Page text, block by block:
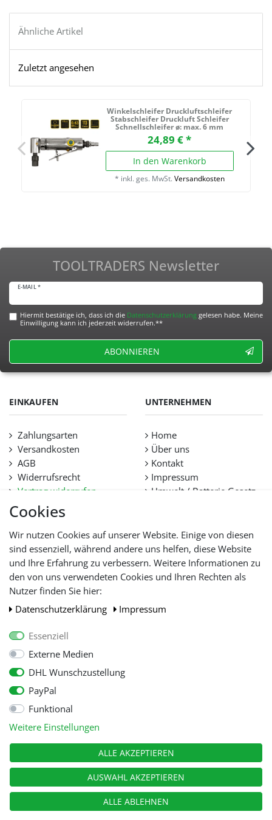
Cookies
Wir nutzen Cookies auf unserer Website. Einige von diesen
sind essenziell, während andere uns helfen, diese Website
und Ihre Erfahrung zu verbessern. Weitere Informationen zu
den von uns verwendeten Cookies und Ihren Rechten als
Nutzer finden Sie hier:
Daten­schutz­erklärung
Impressum
Essenziell
Externe Medien
DHL Wunschzustellung
PayPal
Funktional
Weitere Einstellungen
ALLE AKZEPTIEREN
AUSWAHL AKZEPTIEREN
ALLE ABLEHNEN
Ähnliche Artikel
Zuletzt angesehen
Winkelschleifer Druckluftschleifer
Stabschleifer Druckluft Schleifer
Schnellschleifer ø: max. 6 mm
24,89 € *
In den Warenkorb
* inkl. ges. MwSt. Versandkosten
TOOLTRADERS Newsletter
E-MAIL *
Hiermit bestätige ich, dass ich die Daten­schutz­erklärunggelesen habe. Meine
Einwilligung kann ich jederzeit widerrufen.**
ABONNIEREN
EINKAUFEN
Zahlungsarten
Versandkosten
AGB
Widerrufsrecht
Vertrag widerrufen
Datenschutz
Hilfe
Lieferfristen und
Lieferbeschränkung
UNTERNEHMEN
Home
Über uns
Kontakt
Impressum
Umwelt / Batterie Gesetz
WIR AKZEPTIEREN
© Copyright 2026 Tooltraders GmbH. Alle Rechte vorbehalten